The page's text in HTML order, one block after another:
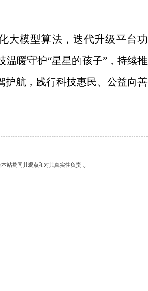
大模型算法，迭代升级平台功
温暖守护“星星的孩子”，持续推
护航，践行科技惠民、公益向善
站赞同其观点和对其真实性负责 。